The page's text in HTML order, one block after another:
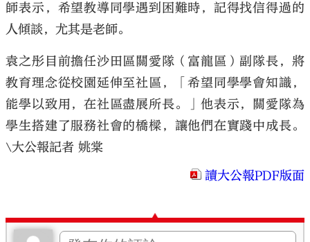
師表示，希望教導同學遇到困難時，記得找信得過的
人傾談，尤其是老師。
袁之彤目前擔任沙田區關愛隊（富龍區）副隊長，將
教育理念從校園延伸至社區，「希望同學學會知識，
能學以致用，在社區盡展所長。」他表示，關愛隊為
學生搭建了服務社會的橋樑，讓他們在實踐中成長。
\大公報記者 姚棠
讀大公報PDF版面